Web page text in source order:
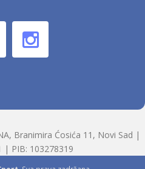
Branimira Ćosića 11, Novi Sad |
| PIB: 103278319